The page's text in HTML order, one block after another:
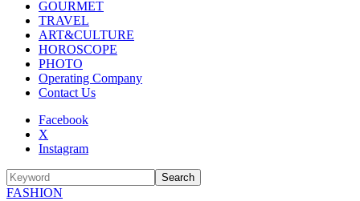
GOURMET
TRAVEL
ART&CULTURE
HOROSCOPE
PHOTO
Operating Company
Contact Us
Facebook
X
Instagram
Search
FASHION